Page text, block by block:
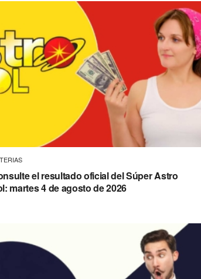
el resultado oficial del Súper Astro
martes 4 de agosto de 2026